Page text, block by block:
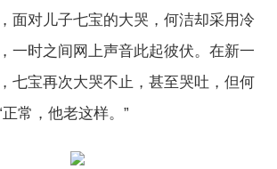
对儿子七宝的大哭，何洁却采用冷
一时之间网上声音此起彼伏。在新一
七宝再次大哭不止，甚至哭吐，但何
常，他老这样。”